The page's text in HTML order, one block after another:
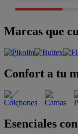
Marcas que
Confort a tu
Esenciales